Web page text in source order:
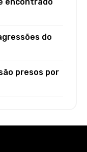
do
presos por